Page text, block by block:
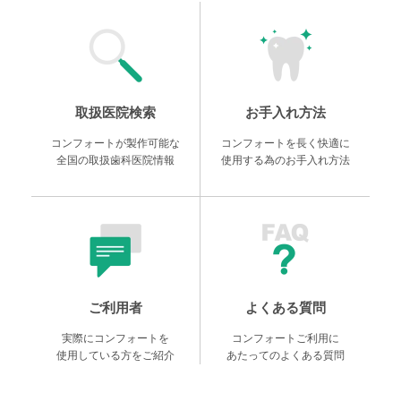
取扱医院検索
コンフォートが製作可能な
全国の取扱歯科医院情報
お手入れ方法
コンフォートを長く快適に
使用する為のお手入れ方法
ご利用者
実際にコンフォートを
使用している方をご紹介
よくある質問
コンフォートご利用に
あたってのよくある質問